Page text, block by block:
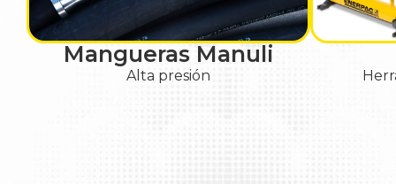
Mangueras Manuli
Alta presión